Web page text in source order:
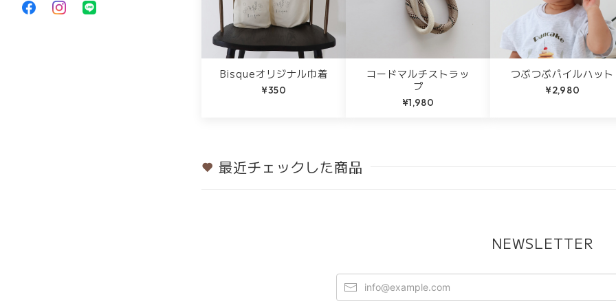
Bisqueオリジナル巾着
¥350
コードマルチストラッ
プ
¥1,980
つぶつぶパイルハット
¥2,980
最近チェックした商品
NEWSLETTER